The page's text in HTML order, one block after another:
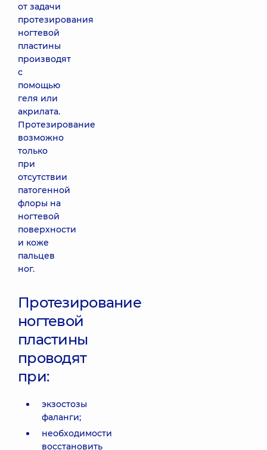
от задачи
протезирования
ногтевой
пластины
производят
с
помощью
геля или
акрилата.
Протезирование
возможно
только
при
отсутствии
патогенной
флоры на
ногтевой
поверхности
и коже
пальцев
ног.
Протезирование
ногтевой
пластины
проводят
при:
экзостозы
фаланги;
необходимости
восстановить